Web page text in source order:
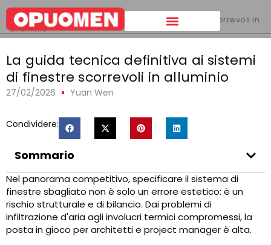
Casa >
La guida tecnica definitiva ai sistemi di finestre scorrevoli in
alluminio
La guida tecnica definitiva ai sistemi
di finestre scorrevoli in alluminio
27/02/2026 Yuan Wen
Condividere:
Sommario
Nel panorama competitivo, specificare il sistema di
finestre sbagliato non è solo un errore estetico: è un
rischio strutturale e di bilancio. Dai problemi di
infiltrazione d'aria agli involucri termici compromessi, la
posta in gioco per architetti e project manager è alta.